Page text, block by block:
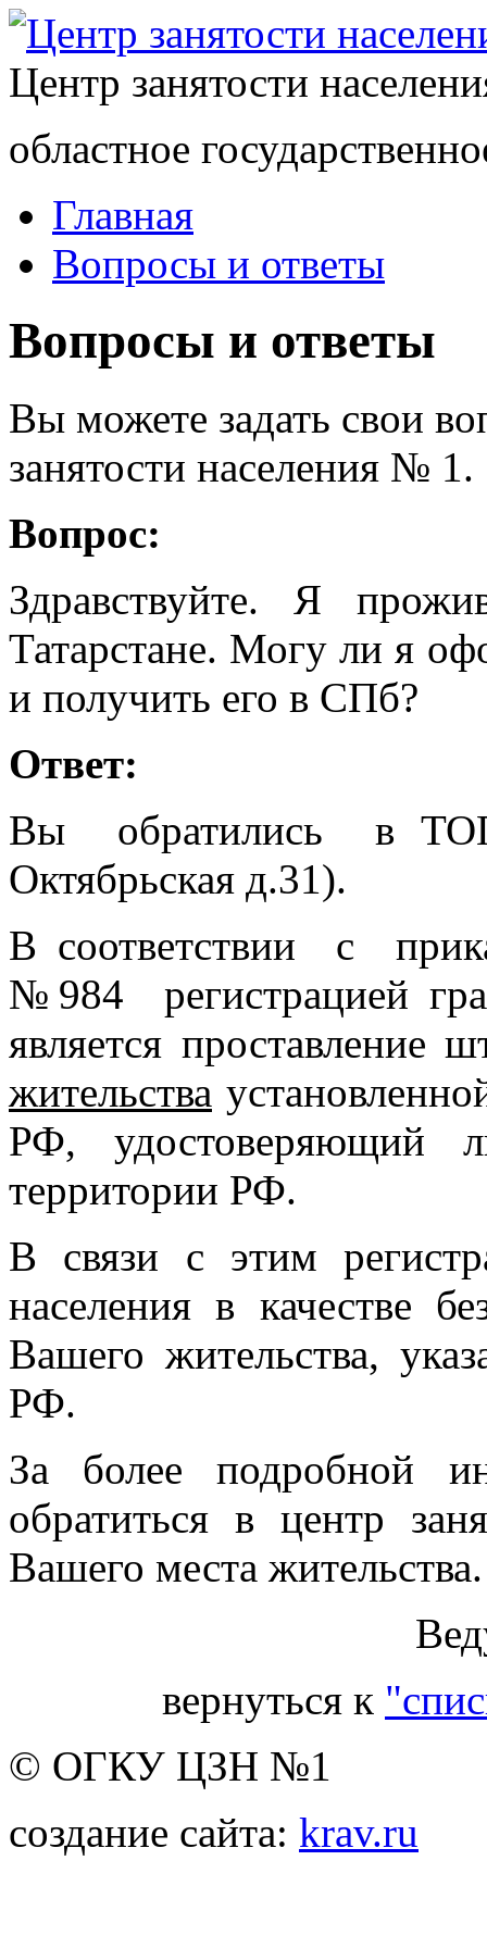
Центр занятости
областное
Главная
Вопросы и ответы
Вопросы и ответы
Вы можете задать свои
занятости населения № 1.
Вопрос:
Здравствуйте. Я
Татарстане. Могу ли я
и получить его в СПб?
Ответ:
Вы обратились в
Октябрьская
В соответствии с
№984 регистрацией
является проставление
жительства
РФ, удостоверяющий
территории РФ.
В связи с этим
населения в качестве
Вашего жительства,
РФ.
За более подробной
обратиться в центр
Вашего места жительства.
вернуться к
© ОГКУ ЦЗН №1
создание сайта: krav.ru